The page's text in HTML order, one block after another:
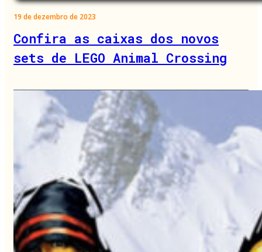
19 de dezembro de 2023
Confira as caixas dos novos
sets de LEGO Animal Crossing